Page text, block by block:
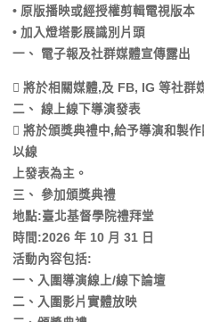
• 原版播映或經授權剪輯電視版本
• 加入燈塔影展識別片頭
一、 電子報及社群媒體宣傳露出
 將於相關媒體,及 FB, IG 等社群
二、 線上線下導演發表
 將於頒獎典禮中,給予導演和製
以線
上發表為主。
三、 參加頒獎典禮
地點:臺北基督學院禮拜堂
時間:2026 年 10 月 31 日
活動內容包括:
一、入圍導演線上/線下論壇
二、入圍影片實體放映